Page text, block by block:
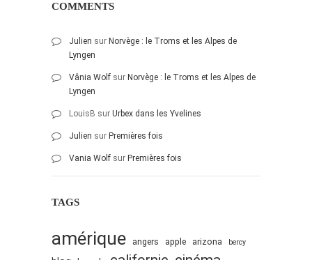
COMMENTS
Julien sur Norvège : le Troms et les Alpes de
Lyngen
Vânia Wolf sur Norvège : le Troms et les Alpes de
Lyngen
LouisB sur Urbex dans les Yvelines
Julien sur Premières fois
Vania Wolf sur Premières fois
TAGS
amérique angers apple arizona bercy